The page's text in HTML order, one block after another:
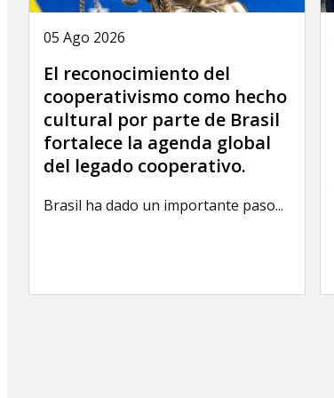
05 Ago 2026
El reconocimiento del
cooperativismo como hecho
cultural por parte de Brasil
fortalece la agenda global
del legado cooperativo.
Brasil ha dado un importante paso...